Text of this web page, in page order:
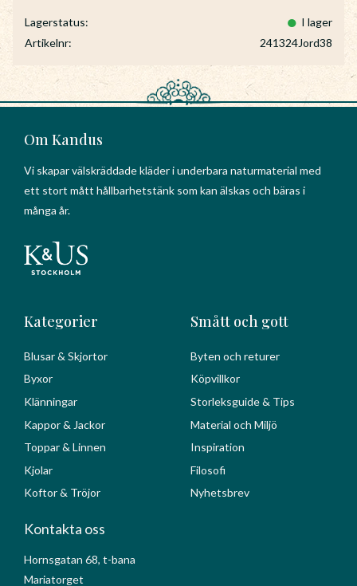
Lagerstatus
I lager
Artikelnr
241324Jord38
Om Kandus
Vi skapar välskräddade kläder i underbara naturmaterial med
ett stort mått hållbarhetstänk som kan älskas och bäras i
många år.
Kategorier
Blusar & Skjortor
Byxor
Klänningar
Kappor & Jackor
Toppar & Linnen
Kjolar
Koftor & Tröjor
Smått och gott
Byten och returer
Köpvillkor
Storleksguide & Tips
Material och Miljö
Inspiration
Filosofi
Nyhetsbrev
Kontakta oss
Hornsgatan 68, t-bana
Mariatorget